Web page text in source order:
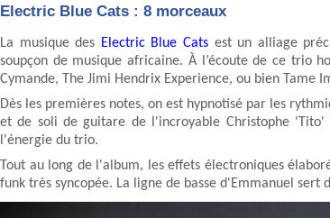
Electric Blue Cats : 8 morceaux
La musique des Electric Blue Catsest un alliage
soupçon de musique africaine. À l’écoute de ce trio
Cymande, The Jimi Hendrix Experience, ou bien Tame
Dès les premières notes, on est hypnotisé par les
et de soli de guitare de l'incroyable Christophe
l'énergie du trio.
Tout au long de l'album, les effets électroniques
funk très syncopée. La ligne de basse d'Emmanuel sert